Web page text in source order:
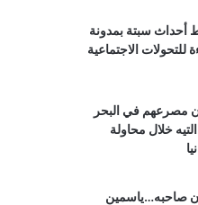
أحداث سبتة بمدونة
للتحولات الاجتماعية
مصرعهم في البحر
من التيه خلال محاولة
صاحبه…ياسمين